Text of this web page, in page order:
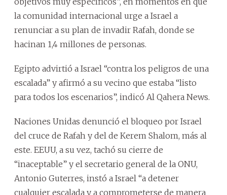
la comunidad internacional urge a Israel a
renunciar a su plan de invadir Rafah, donde se
hacinan 1,4 millones de personas.
Egipto advirtió a Israel “contra los peligros de una
escalada” y afirmó a su vecino que estaba “listo
para todos los escenarios”, indicó Al Qahera News.
Naciones Unidas denunció el bloqueo por Israel
del cruce de Rafah y del de Kerem Shalom, más al
este. EEUU, a su vez, tachó su cierre de
“inaceptable” y el secretario general de la ONU,
Antonio Guterres, instó a Israel “a detener
cualquier escalada y a comprometerse de manera